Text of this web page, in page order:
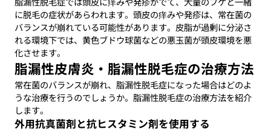
に脱毛の症状があらわれます。頭皮の痒みや発疹は、常在菌の
バランスが崩れている可能性があります。皮脂が過剰に分泌さ
れる環境下では、黄色ブドウ球菌などの悪玉菌が頭皮環境を悪
化させます。
脂漏性皮膚炎・脂漏性脱毛症の治療方法
常在菌のバランスが崩れ、脂漏性脱毛症になった場合はどのよ
うな治療を行うのでしょうか。脂漏性脱毛症の治療方法を紹介
します。
外用抗真菌剤と抗ヒスタミン剤を使用する